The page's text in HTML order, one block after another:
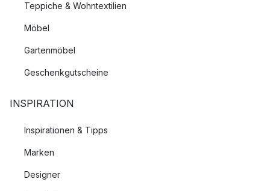
Teppiche & Wohntextilien
Möbel
Gartenmöbel
Geschenkgutscheine
INSPIRATION
Inspirationen & Tipps
Marken
Designer